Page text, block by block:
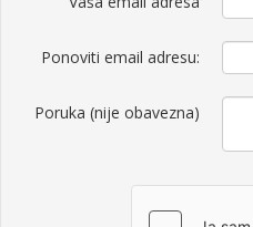
Ponoviti email adresu:
Poruka (nije obavezna)